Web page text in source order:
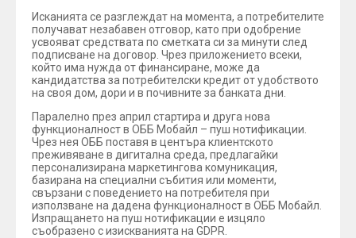
Исканията се разглеждат на момента, а потребителите
получават незабавен отговор, като при одобрение
усвояват средствата по сметката си за минути след
подписване на договор. Чрез приложението всеки,
който има нужда от финансиране, може да
кандидатства за потребителски кредит от удобството
на своя дом, дори и в почивните за банката дни.
Паралелно през април стартира и друга нова
функционалност в ОББ Мобайл – пуш нотификации.
Чрез нея ОББ поставя в центъра клиентското
преживяване в дигитална среда, предлагайки
персонализирана маркетингова комуникация,
базирана на специални събития или моменти,
свързани с поведението на потребителя при
използване на дадена функционалност в ОББ Мобайл.
Изпращането на пуш нотификации е изцяло
съобразено с изискванията на GDPR.